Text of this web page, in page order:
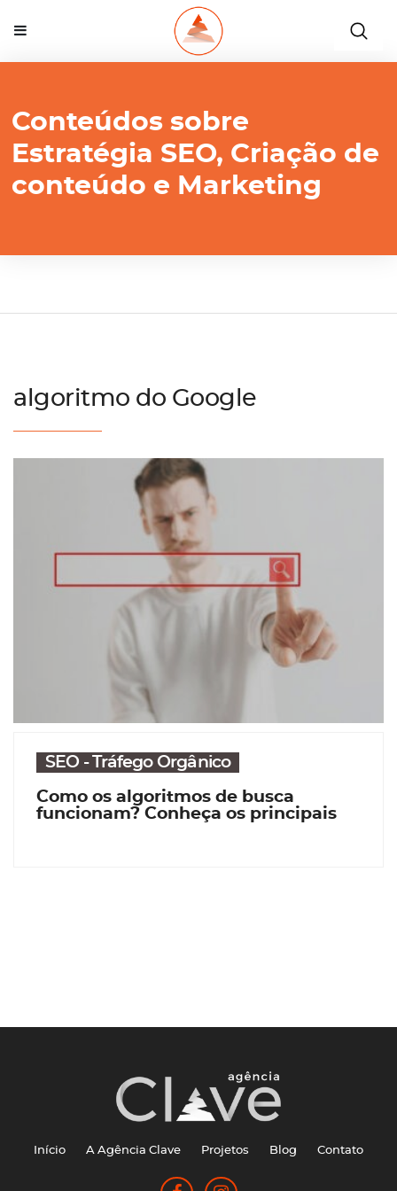
Conteúdos sobre
Estratégia SEO, Criação de
conteúdo e Marketing
algoritmo do Google
SEO - Tráfego Orgânico
Como os algoritmos de busca
funcionam? Conheça os principais
Início A Agência Clave Projetos Blog Contato